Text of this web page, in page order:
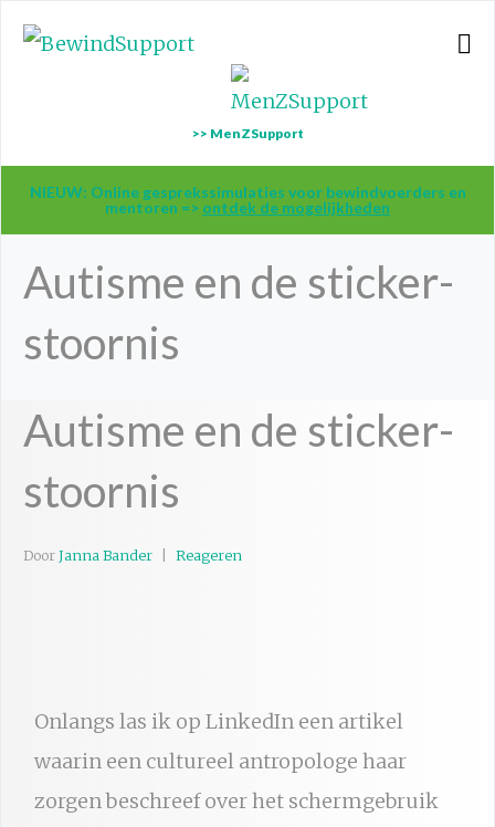
>> MenZSupport
NIEUW: Online gesprekssimulaties voor bewindvoerders en
mentoren => ontdek de mogelijkheden
Autisme en de sticker-
stoornis
Autisme en de sticker-
stoornis
DoorJanna Bander Reageren
Onlangs las ik op LinkedIn een artikel
waarin een cultureel antropologe haar
zorgen beschreef over het schermgebruik